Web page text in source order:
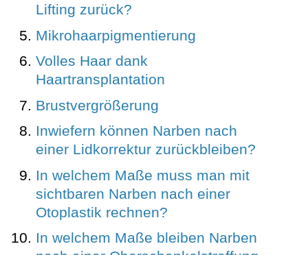
Lifting zurück?
Mikrohaarpigmentierung
Volles Haar dank
Haartransplantation
Brustvergrößerung
Inwiefern können Narben nach
einer Lidkorrektur zurückbleiben?
In welchem Maße muss man mit
sichtbaren Narben nach einer
Otoplastik rechnen?
In welchem Maße bleiben Narben